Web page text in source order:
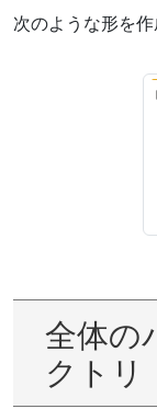
次のような形を作
全体の
クトリ